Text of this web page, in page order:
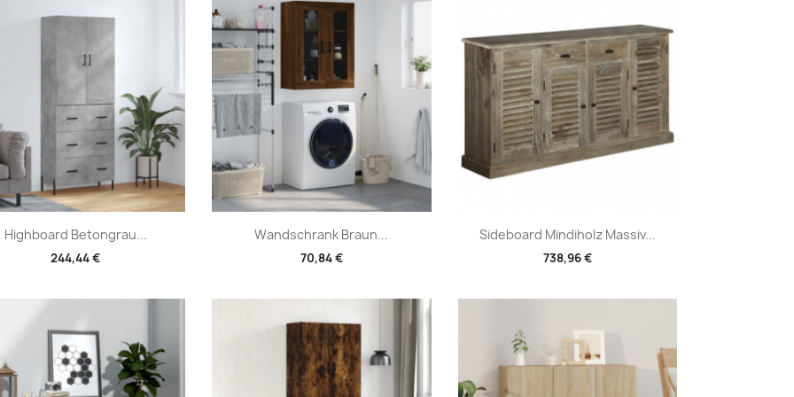
Highboard Betongrau...
244,44 €
Vorschau Wandschrank Braun...
70,84 €
Vorschau Sideboard Mindiholz Massiv...
738,96 €
 Vorschau